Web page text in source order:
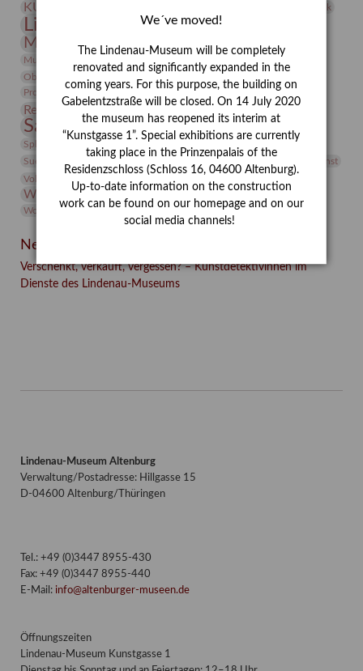
KUNSTWAND Lehmbruck
Lindenau-Museum Marstall
Museumsgeschichte Museumsnacht
Museumspädagogik Natur
Neue Remise
Objekt im Fokus
Peter Schnürpel Phelloplastik
Provenienz
Provenienzforschung
Restaurierung Ruth Wolf-Rehfeld
Sammlung Samstagszeichner
Sphinx
studio Studio Bildende Kunst
studioDIGITAL
Suermondt-Ludwig-Museum
Vermittlung
Videokunst
Volontariat
Weihnachten
Werkbetrachtung Wissenschaft
Wolf und Hund
Zirkuswoche
Neueste Beiträge
Verschenkt, verkauft, vergessen? – Kunstdetektivinnen im
Dienste des Lindenau-Museums
Lindenau-Museum Altenburg
Verwaltung/Postadresse: Hillgasse 15
D-04600 Altenburg/Thüringen
Tel.: +49 (0)3447 8955-430
Fax: +49 (0)3447 8955-440
E-Mail: info@altenburger-museen.de
Öffnungszeiten
Lindenau-Museum Kunstgasse 1
We´ve moved!
The Lindenau-Museum will be completely
renovated and significantly expanded in the
coming years. For this purpose, the building on
Gabelentzstraße will be closed. On 14 July 2020
the museum has reopened its interim at
“Kunstgasse 1”. Special exhibitions are currently
taking place in the Prinzenpalais of the
Residenzschloss (Schloss 16, 04600 Altenburg).
Up-to-date information on the construction
work can be found on our homepage and on our
social media channels!